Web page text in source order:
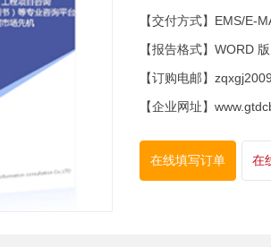
【交付方式】EMS/E-
【报告格式】WORD
【订购电邮】
【企业网址】
在线填写订单 在